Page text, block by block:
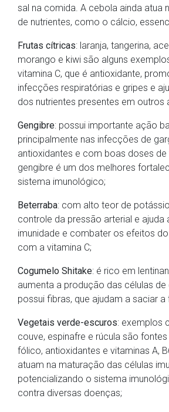
sal na comida. A cebola ainda atua
de nutrientes, como o cálcio,
Frutas cítricas: laranja, tangerina,
morango e kiwi são alguns
vitamina C, que é antioxidante,
infecções respiratórias e gripes e
dos nutrientes presentes em outros
Gengibre: possui importante ação
principalmente nas infecções de
antioxidantes e com boas doses de
gengibre é um dos melhores
sistema imunológico;
Beterraba: com alto teor de
controle da pressão arterial e ajuda
imunidade e combater os efeitos
com a vitamina C;
Cogumelo Shitake: é rico em
aumenta a produção das células
possui fibras, que ajudam a saciar a
Vegetais verde-escuros: exemplos
couve, espinafre e rúcula são
fólico, antioxidantes e vitaminas A,
atuam na maturação das células
potencializando o sistema
contra diversas doenças;